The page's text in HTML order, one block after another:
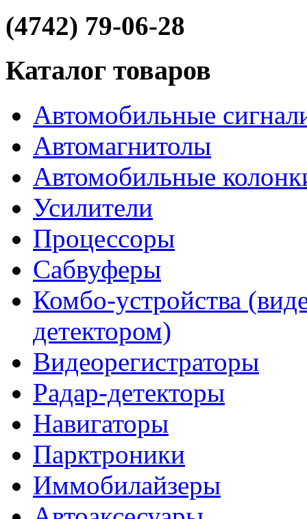
(4742) 79-06-28
Каталог товаров
Автомобильные
Автомагнитолы
Автомобильные
Усилители
Процессоры
Сабвуферы
Комбо-устройства
детектором)
Видеорегистраторы
Радар-детекторы
Навигаторы
Парктроники
Иммобилайзеры